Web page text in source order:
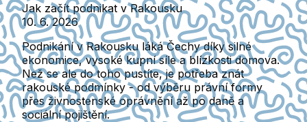
Jak začít podnikat v Rakousku
10. 6. 2026
Podnikání v Rakousku láká Čechy díky silné
ekonomice, vysoké kupní síle a blízkosti domova.
Než se ale do toho pustíte, je potřeba znát
rakouské podmínky - od výběru právní formy
přes živnostenské oprávnění až po daně a
sociální pojištění.